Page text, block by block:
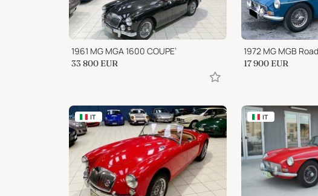
1961 MG MGA 1600 COUPE’
33 800 EUR
1972 MG MGB
17 900 EUR
IT IT